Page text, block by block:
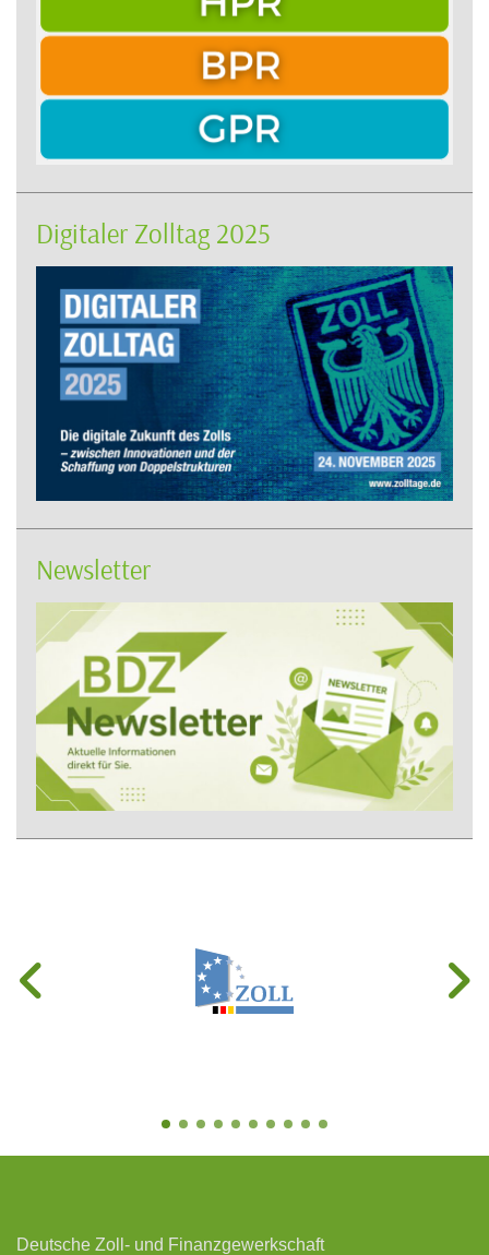
Digitaler Zolltag 2025
Newsletter
Deutsche Zoll- und Finanzgewerkschaft